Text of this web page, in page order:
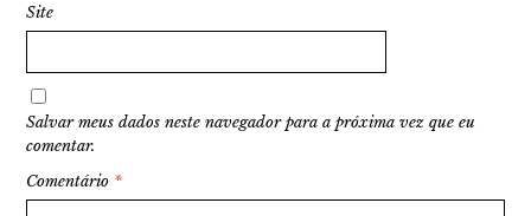
Site
Salvar meus dados neste navegador para a próxima vez que eu
comentar.
Comentário *